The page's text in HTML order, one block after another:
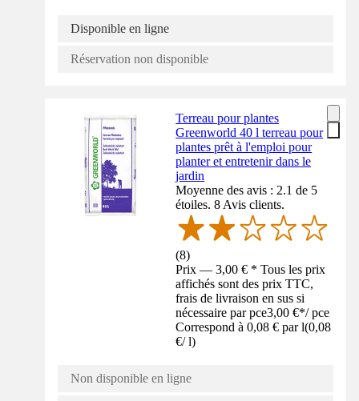
Disponible en ligne
Réservation non disponible
Terreau pour plantes
Greenworld 40 l terreau pour
plantes prêt à l'emploi pour
planter et entretenir dans le
jardin
Moyenne des avis : 2.1 de 5
étoiles. 8 Avis clients.
(8)
Prix — 3,00 € * Tous les prix
affichés sont des prix TTC,
frais de livraison en sus si
nécessaire par pce3,00 €*/ pce
Correspond à 0,08 € par l(0,08
€/ l)
Non disponible en ligne